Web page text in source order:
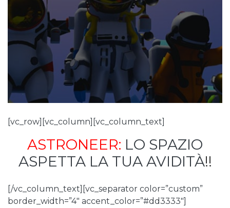
[vc_row][vc_column][vc_column_text]
ASTRONEER: LO SPAZIO
ASPETTA LA TUA AVIDITÀ!!
[/vc_column_text][vc_separator color=”custom”
border_width=”4″ accent_color=”#dd3333″]